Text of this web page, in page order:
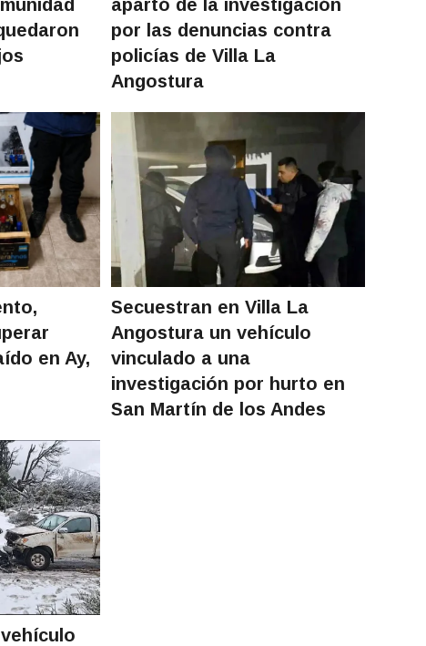
apartó de la investigación
por las denuncias contra
policías de Villa La
Angostura
en Ay,
Secuestran en Villa La
Angostura un vehículo
vinculado a una
investigación por hurto en
San Martín de los Andes